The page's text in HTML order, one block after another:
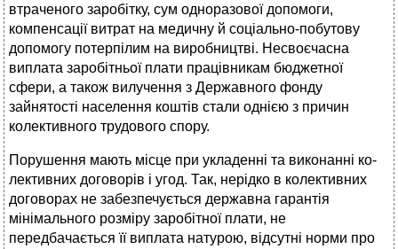
втраченого заробітку, сум одноразової допомоги,
компенсації витрат на медичну й соціально-побутову
допомогу потерпілим на ви­робництві. Несвоєчасна
виплата заробітньої плати працівникам бюджетної
сфери, а також вилучення з Державного фонду
зайнятості населення коштів стали однією з причин
колек­тивного трудового спору.
Порушення мають місце при укладенні та виконанні ко­
лективних договорів і угод. Так, нерідко в колективних
дого­ворах не забезпечується державна гарантія
мінімального розміру заробітної плати, не
передбачається її виплата нату­рою, відсутні норми про